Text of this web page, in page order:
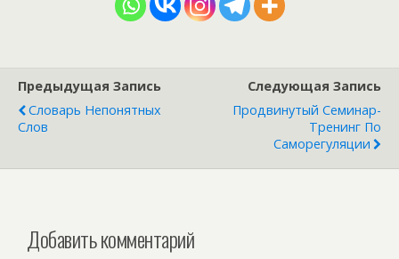
Предыдущая Запись
Словарь Непонятных
Слов
Следующая Запись
Продвинутый Семинар-
Тренинг По
Саморегуляции
Добавить комментарий